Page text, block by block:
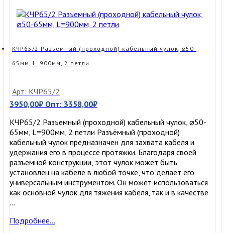
L=900мм,
КЧР65/2 Разъемный (проходной) кабельный чулок, ⌀50-
65мм, L=900мм, 2 петли
Арт: КЧР65/2
3950,00₽ Опт: 3358,00₽
КЧР65/2 Разъемный (проходной) кабельный чулок, ⌀50-
65мм, L=900мм, 2 петли Разъёмный (проходной)
кабельный чулок предназначен для захвата кабеля и
удержания его в процессе протяжки. Благодаря своей
разъемной конструкции, этот чулок может быть
установлен на кабеле в любой точке, что делает его
универсальным инструментом. Он может использоваться
как основной чулок для тяжения кабеля, так и в качестве
…
КЧР65/2
Подробнее…